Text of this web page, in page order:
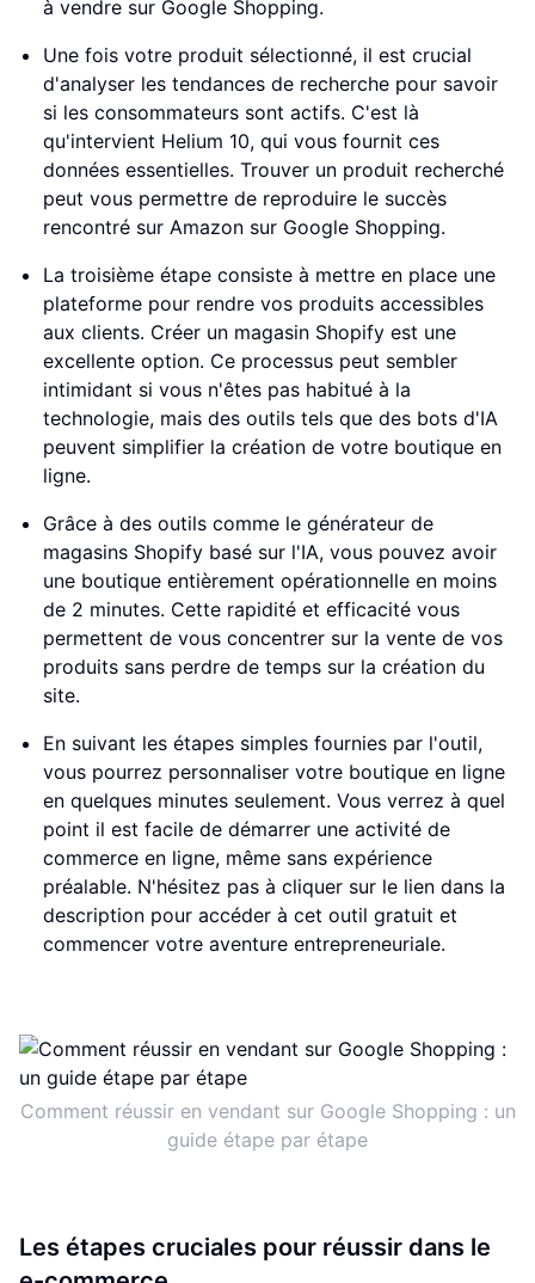
à vendre sur Google Shopping.
Une fois votre produit sélectionné, il est crucial
d'analyser les tendances de recherche pour savoir
si les consommateurs sont actifs. C'est là
qu'intervient Helium 10, qui vous fournit ces
données essentielles. Trouver un produit recherché
peut vous permettre de reproduire le succès
rencontré sur Amazon sur Google Shopping.
La troisième étape consiste à mettre en place une
plateforme pour rendre vos produits accessibles
aux clients. Créer un magasin Shopify est une
excellente option. Ce processus peut sembler
intimidant si vous n'êtes pas habitué à la
technologie, mais des outils tels que des bots d'IA
peuvent simplifier la création de votre boutique en
ligne.
Grâce à des outils comme le générateur de
magasins Shopify basé sur l'IA, vous pouvez avoir
une boutique entièrement opérationnelle en moins
de 2 minutes. Cette rapidité et efficacité vous
permettent de vous concentrer sur la vente de vos
produits sans perdre de temps sur la création du
site.
En suivant les étapes simples fournies par l'outil,
vous pourrez personnaliser votre boutique en ligne
en quelques minutes seulement. Vous verrez à quel
point il est facile de démarrer une activité de
commerce en ligne, même sans expérience
préalable. N'hésitez pas à cliquer sur le lien dans la
description pour accéder à cet outil gratuit et
commencer votre aventure entrepreneuriale.
Comment réussir en vendant sur Google Shopping : un
guide étape par étape
Les étapes cruciales pour réussir dans le